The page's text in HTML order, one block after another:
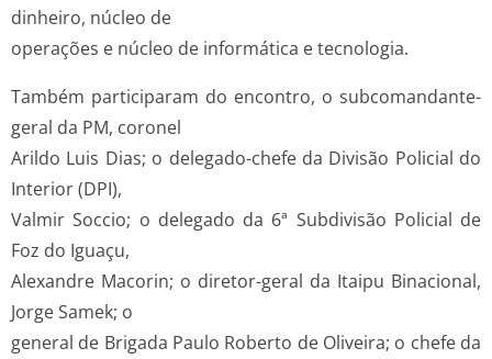
dinheiro, núcleo de
operações e núcleo de informática e tecnologia.
Também participaram do encontro, o subcomandante-
geral da PM, coronel
Arildo Luis Dias; o delegado-chefe da Divisão Policial do
Interior (DPI),
Valmir Soccio; o delegado da 6ª Subdivisão Policial de
Foz do Iguaçu,
Alexandre Macorin; o diretor-geral da Itaipu Binacional,
Jorge Samek; o
general de Brigada Paulo Roberto de Oliveira; o chefe da